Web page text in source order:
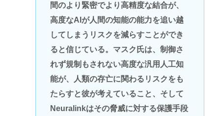
間のより緊密でより高精度な結合が、
高度なAIが人間の知能の能力を追い越
してしまうリスクを減らすことができ
ると信じている。マスク氏は、制御さ
れず規制もされない高度な汎用人工知
能が、人類の存亡に関わるリスクをも
たらすと彼が考えていること、そして
Neuralinkはその脅威に対する保護手段